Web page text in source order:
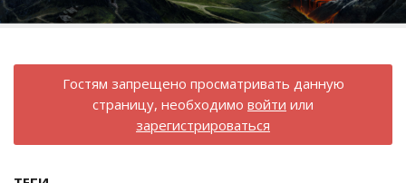
Гостям запрещено просматривать данную
страницу, необходимо войти или
зарегистрироваться